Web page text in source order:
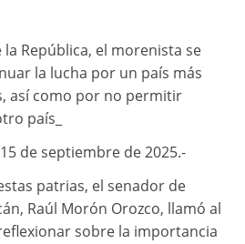
la República, el morenista se
la lucha por un país más
así como por no permitir
país_
de septiembre de 2025.-
patrias, el senador de
Raúl Morón Orozco, llamó al
sobre la importancia